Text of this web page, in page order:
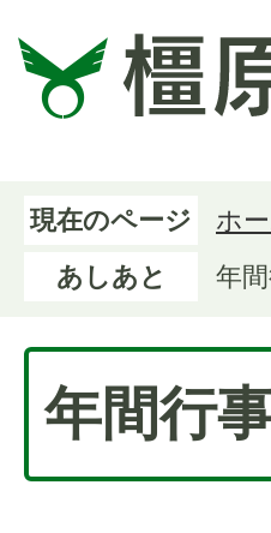
現在のページ ホ
あしあと
年
年間行